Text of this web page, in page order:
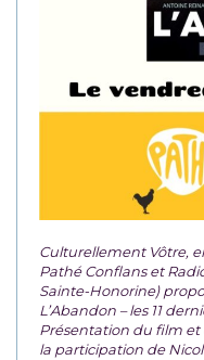
Culturellement Vôtre,
Pathé Conflans et
Sainte-Honorine)
L’Abandon – les 11
Présentation du film et
la participation de